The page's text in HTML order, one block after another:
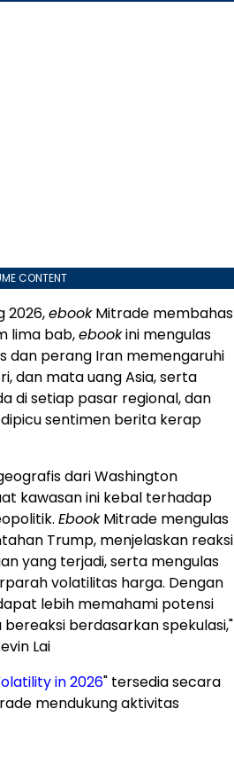
CONTENT
2026,ebookMitrade membahas
lima bab,ebookini mengulas
dan perang Iran memengaruhi
dan mata uang Asia, serta
di setiap pasar regional, dan
sentimen berita kerap
dari Washington
kawasan ini kebal terhadap
EbookMitrade mengulas
Trump, menjelaskan reaksi
yang terjadi, serta mengulas
volatilitas harga. Dengan
lebih memahami potensi
berdasarkan spekulasi,"
Lai
in 2026" tersedia secara
mendukung aktivitas